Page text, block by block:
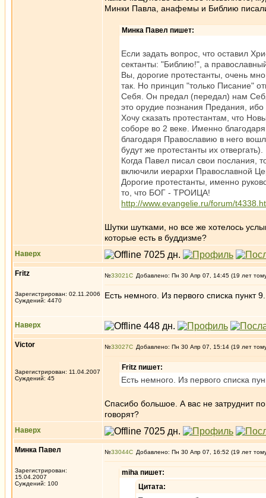
Минки Павла, анафемы и Библию
Минка Павел пишет:
Если задать вопрос, что оставил
сектанты: "Библию!", а
Вы, дорогие протестанты, очень
так. Но принцип "только Писание"
Себя. Он предал (передал) нам
это орудие познания Предания,
Хочу сказать протестантам, что
соборе во 2 веке. Именно
благодаря Православию в него
будут же протестанты их отвергать).
Когда Павел писал свои послания,
включили иерархи Православной
Дорогие протестанты, именно
то, что БОГ - ТРОИЦА!
http://www.evangelie.ru/forum/
Шутки шутками, но все же хотелось
которые есть в буддизме?
Наверх
Fritz
Зарегистрирован: 02.11.2006
Суждений: 4470
№33021 Добавлено: Пн 30 Апр 07, 14:45 (19 лет
Есть немного. Из первого списка пункт
Наверх
Victor
Зарегистрирован: 11.04.2007
Суждений: 45
№33027 Добавлено: Пн 30 Апр 07, 15:14 (19 лет
Fritz пишет:
Есть немного. Из первого списка
Спасибо большое. А вас не затруднит
говорят?
Наверх
Минка Павел
Зарегистрирован:
15.04.2007
Суждений: 100
№33044 Добавлено: Пн 30 Апр 07, 16:52 (19 лет
miha пишет:
Цитата: